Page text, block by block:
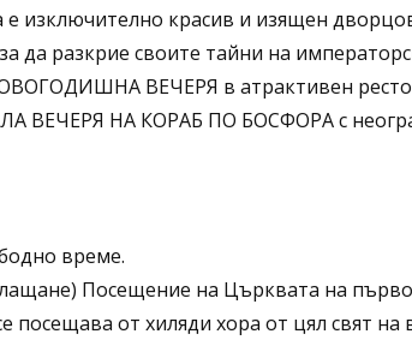
е изключително красив и изящен
да разкрие своите тайни на
ВЕЧЕРЯ в атрактивен
НА КОРАБ ПО БОСФОРА с
време.
Посещение на Църквата на
посещава от хиляди хора от цял свят